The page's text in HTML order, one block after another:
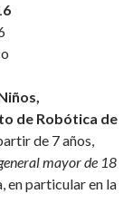
de Robótica de
de 7 años,
mayor de 18
en particular en la